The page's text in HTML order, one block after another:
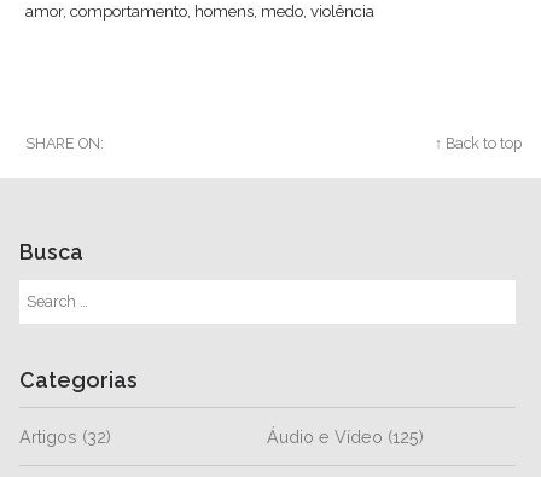
amor,comportamento, homens, medo,violência
SHARE ON: ↑ Back to top
Busca
Categorias
Artigos (32) Áudio e Vídeo (125)